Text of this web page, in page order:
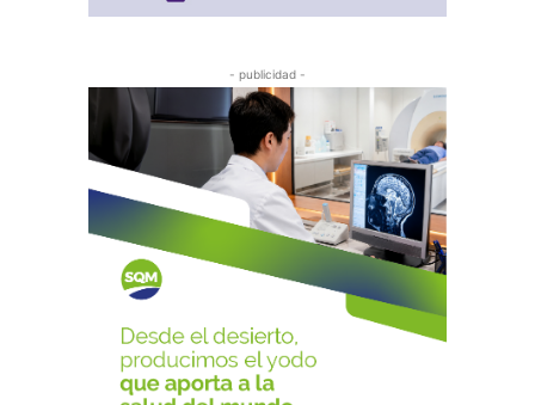
- publicidad -